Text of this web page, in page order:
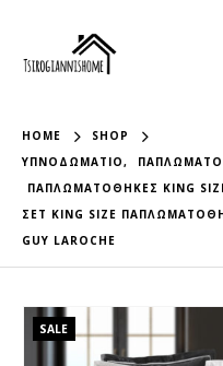
HOME
SHOP
ΥΠΝΟΔΩΜΆΤΙΟ,
ΠΑΠΛΩΜΑΤΟΘΉΚΕΣ KING
ΣΕΤ KING SIZE
GUY LAROCHE
SALE